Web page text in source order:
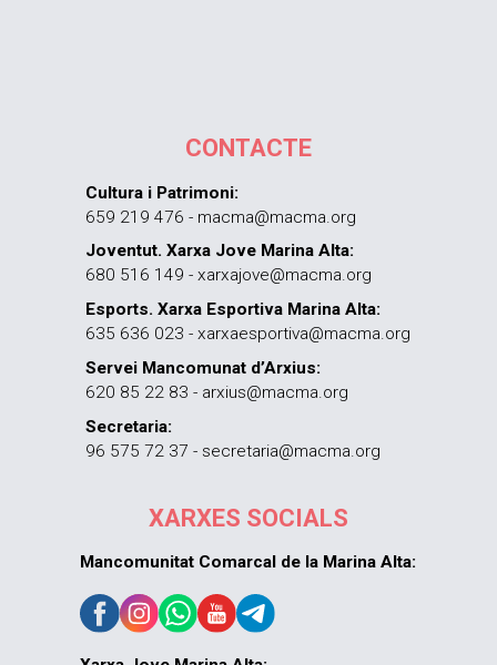
CONTACTE
Cultura i Patrimoni:
659 219 476 - macma@macma.org
Joventut. Xarxa Jove Marina Alta:
680 516 149 - xarxajove@macma.org
Esports. Xarxa Esportiva Marina Alta:
635 636 023 - xarxaesportiva@macma.org
Servei Mancomunat d’Arxius:
620 85 22 83 - arxius@macma.org
Secretaria:
96 575 72 37 - secretaria@macma.org
XARXES SOCIALS
Mancomunitat Comarcal de la Marina Alta: